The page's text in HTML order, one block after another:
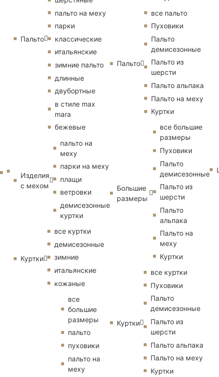
Пальто
пальто на меху
парки
классические
итальянские
зимние пальто
длинные
двубортные
в стиле max
mara
бежевые
Изделия
с мехом
пальто на
меху
парки на меху
плащи
ветровки
демисезонные
куртки
Куртки
все куртки
демисезонные
зимние
итальянские
кожаные
все
большие
размеры
пальто
пуховики
пальто на
меху
Пальто
все пальто
Пуховики
Пальто
демисезонные
Пальто из
шерсти
Пальто альпака
Пальто на меху
Куртки
Большие
размеры
все большие
размеры
Пуховики
Пальто
демисезонные
Пальто из
шерсти
Пальто
альпака
Пальто на
меху
Куртки
Куртки
все куртки
Пуховики
Пальто
демисезонные
Пальто из
шерсти
Пальто альпака
Пальто на меху
Куртки